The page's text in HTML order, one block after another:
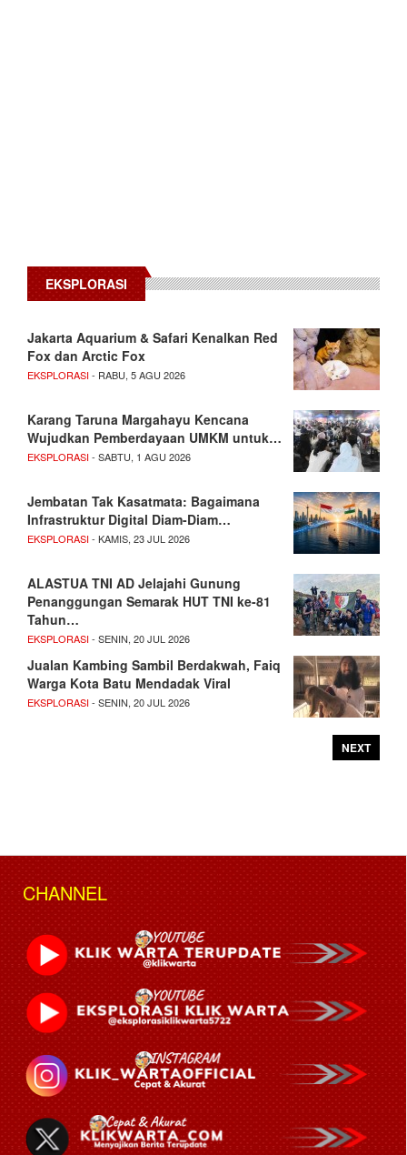
EKSPLORASI
Jakarta Aquarium & Safari Kenalkan Red
Fox dan Arctic Fox
EKSPLORASI- RABU, 5 AGU 2026
Karang Taruna Margahayu Kencana
Wujudkan Pemberdayaan UMKM untuk…
EKSPLORASI- SABTU, 1 AGU 2026
Jembatan Tak Kasatmata: Bagaimana
Infrastruktur Digital Diam-Diam…
EKSPLORASI- KAMIS, 23 JUL 2026
ALASTUA TNI AD Jelajahi Gunung
Penanggungan Semarak HUT TNI ke-81
Tahun…
EKSPLORASI- SENIN, 20 JUL 2026
Jualan Kambing Sambil Berdakwah, Faiq
Warga Kota Batu Mendadak Viral
EKSPLORASI- SENIN, 20 JUL 2026
NEXT
CHANNEL